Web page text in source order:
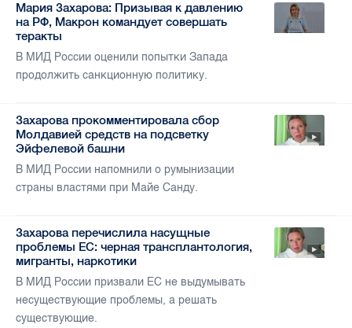
Мария Захарова: Призывая к давлению
на РФ, Макрон командует совершать
теракты
В МИД России оценили попытки Запада
продолжить санкционную политику.
Захарова прокомментировала сбор
Молдавией средств на подсветку
Эйфелевой башни
В МИД России напомнили о румынизации
страны властями при Майе Санду.
Захарова перечислила насущные
проблемы ЕС: черная трансплантология,
мигранты, наркотики
В МИД России призвали ЕС не выдумывать
несуществующие проблемы, а решать
существующие.